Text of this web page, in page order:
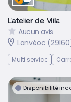
L'atelier de Mila
Aucun avis
Lanvéoc
Multi service
Disponibilité